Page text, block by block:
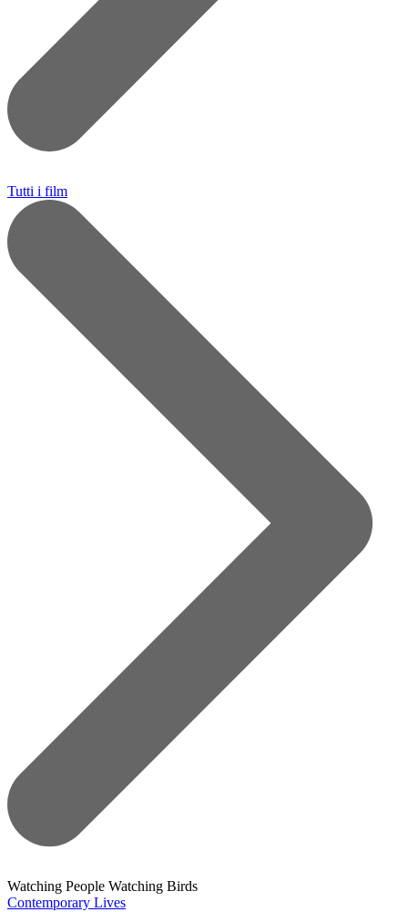
Tutti i film
Watching People Watching Birds
Contemporary Lives